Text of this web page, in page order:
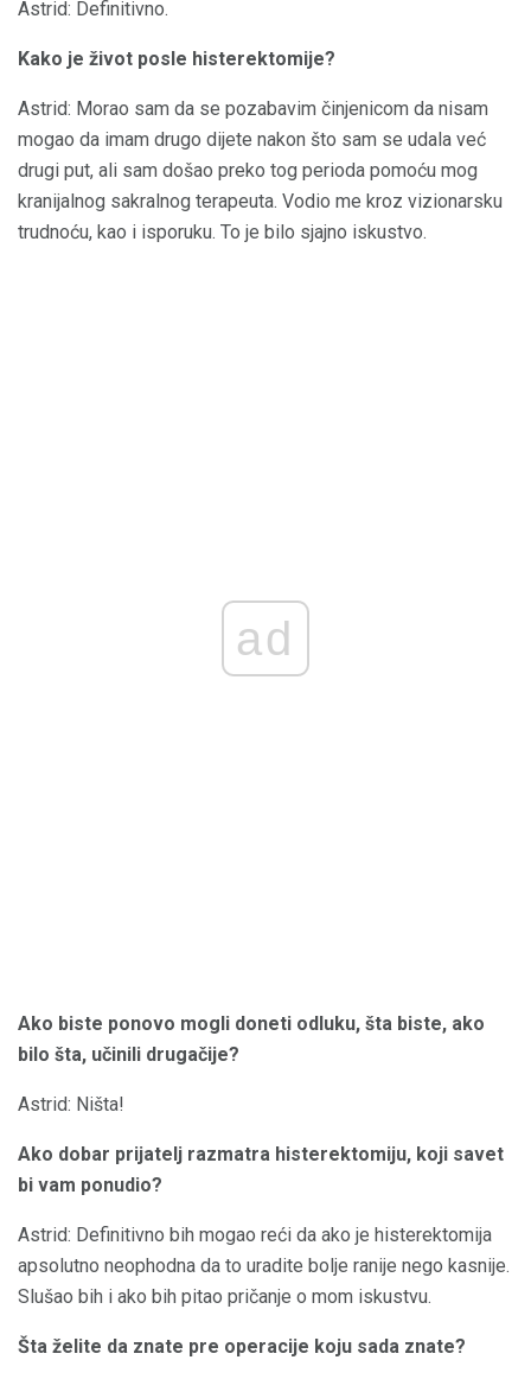
Astrid: Definitivno.
Kako je život posle histerektomije?
Astrid: Morao sam da se pozabavim činjenicom da nisam
mogao da imam drugo dijete nakon što sam se udala već
drugi put, ali sam došao preko tog perioda pomoću mog
kranijalnog sakralnog terapeuta. Vodio me kroz vizionarsku
trudnoću, kao i isporuku. To je bilo sjajno iskustvo.
ad
Ako biste ponovo mogli doneti odluku, šta biste, ako
bilo šta, učinili drugačije?
Astrid: Ništa!
Ako dobar prijatelj razmatra histerektomiju, koji savet
bi vam ponudio?
Astrid: Definitivno bih mogao reći da ako je histerektomija
apsolutno neophodna da to uradite bolje ranije nego kasnije.
Slušao bih i ako bih pitao pričanje o mom iskustvu.
Šta želite da znate pre operacije koju sada znate?